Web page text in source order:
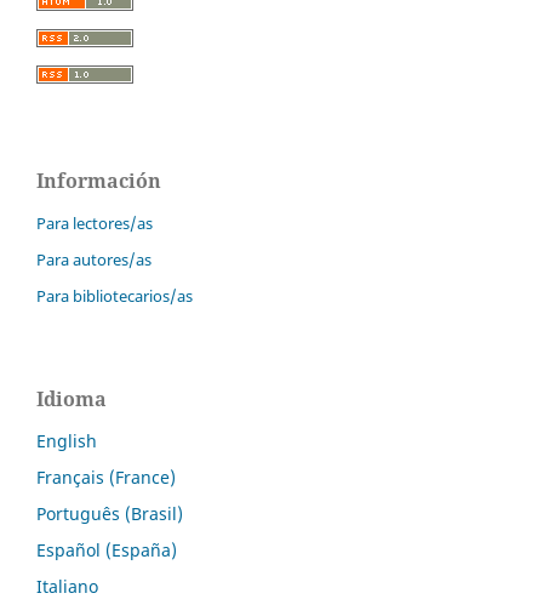
Información
Para lectores/as
Para autores/as
Para bibliotecarios/as
Idioma
English
Français (France)
Português (Brasil)
Español (España)
Italiano